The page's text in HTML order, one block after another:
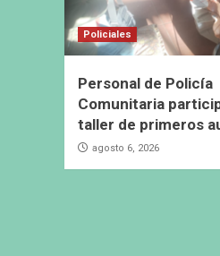
Policiales
Personal de Policía
Comunitaria
taller de primeros
agosto 6, 2026